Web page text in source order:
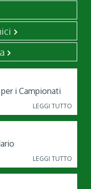
i Campionati
LEGGI TUTTO
LEGGI TUTTO